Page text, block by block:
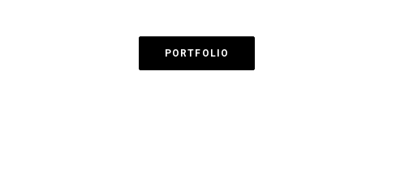
PORTFOLIO